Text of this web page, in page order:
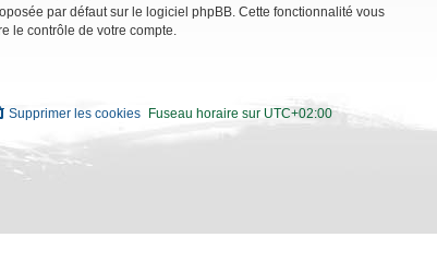
par défaut sur le logiciel phpBB. Cette fonctionnalité vous
le contrôle de votre compte.
Fuseau horaire sur UTC+02:00
Supprimer les cookies